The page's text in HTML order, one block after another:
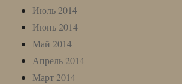
Июль 2014
Июнь 2014
Май 2014
Апрель 2014
Март 2014